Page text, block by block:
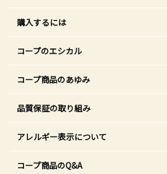
購入するには
コープのエシカル
コープ商品のあゆみ
品質保証の取り組み
アレルギー表示について
コープ商品のQ&A